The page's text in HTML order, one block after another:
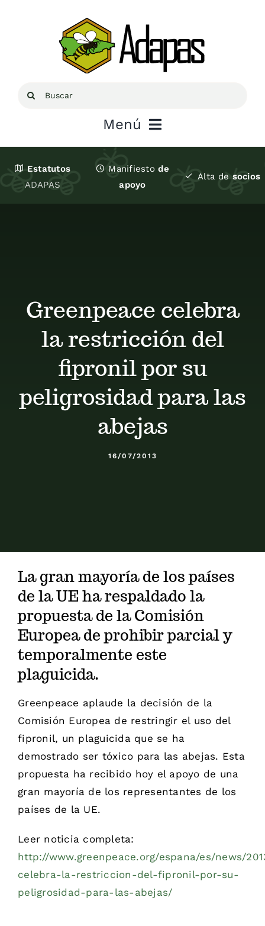
Buscar:
Menú
Blog
Stop Velutina
Estatutos
ADAPAS
Manifiesto de
apoyo
Alta de socios
Greenpeace celebra
la restricción del
fipronil por su
peligrosidad para las
abejas
16/07/2013
La gran mayoría de los países
de la UE ha respaldado la
propuesta de la Comisión
Europea de prohibir parcial y
temporalmente este
plaguicida.
Greenpeace aplaude la decisión de la
Comisión Europea de restringir el uso del
fipronil, un plaguicida que se ha
demostrado ser tóxico para las abejas. Esta
propuesta ha recibido hoy el apoyo de una
gran mayoría de los representantes de los
países de la UE.
Leer noticia completa:
http://www.greenpeace.org/espana/es/news/
celebra-la-restriccion-del-fipronil-por-su-
peligrosidad-para-las-abejas/